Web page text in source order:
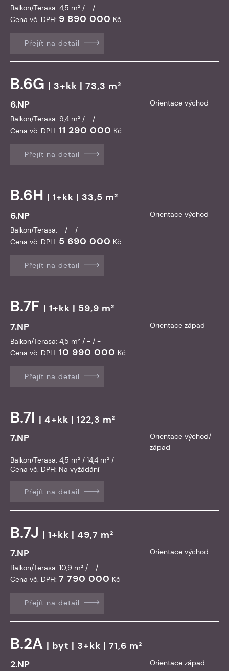
Balkon/Terasa: 4,5 m² / - / -
Cena vč. DPH: 9 890 000 Kč
Přejít na detail
B.6G | 3+kk | 73,3 m²
6.NP
Orientace východ
Balkon/Terasa: 9,4 m² / - / -
Cena vč. DPH: 11 290 000 Kč
Přejít na detail
B.6H | 1+kk | 33,5 m²
6.NP
Orientace východ
Balkon/Terasa: - / - / -
Cena vč. DPH: 5 690 000 Kč
Přejít na detail
B.7F | 1+kk | 59,9 m²
7.NP
Orientace západ
Balkon/Terasa: 4,5 m² / - / -
Cena vč. DPH: 10 990 000 Kč
Přejít na detail
B.7I | 4+kk | 122,3 m²
7.NP
Orientace východ/
západ
Balkon/Terasa: 4,5 m² / 14,4 m² / -
Cena vč. DPH: Na vyžádání
Přejít na detail
B.7J | 1+kk | 49,7 m²
7.NP
Orientace východ
Balkon/Terasa: 10,9 m² / - / -
Cena vč. DPH: 7 790 000 Kč
Přejít na detail
B.2A | byt | 3+kk | 71,6 m²
2.NP
Orientace západ